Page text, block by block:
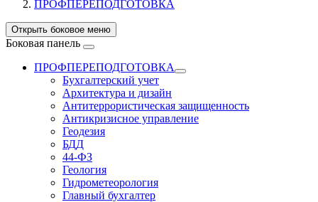
ПРОФПЕРЕПОДГОТОВКА
Открыть боковое меню
Боковая панель
ПРОФПЕРЕПОДГОТОВКА
Бухгалтерский учет
Архитектура и дизайн
Антитеррористическая защищенность
Антикризисное управление
Геодезия
БДД
44-ФЗ
Геология
Гидрометеорология
Главный бухгалтер